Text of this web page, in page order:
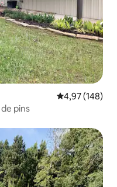
Évaluation
4,97 (148)
pins
appréciés